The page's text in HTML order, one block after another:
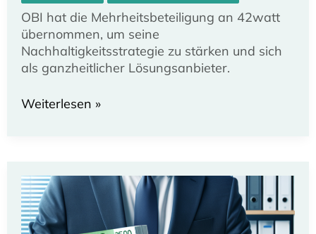
OBI hat die Mehrheitsbeteiligung an 42watt
übernommen, um seine
Nachhaltigkeitsstrategie zu stärken und sich
als ganzheitlicher Lösungsanbieter.
OBI
an
42watt
Weiterlesen »